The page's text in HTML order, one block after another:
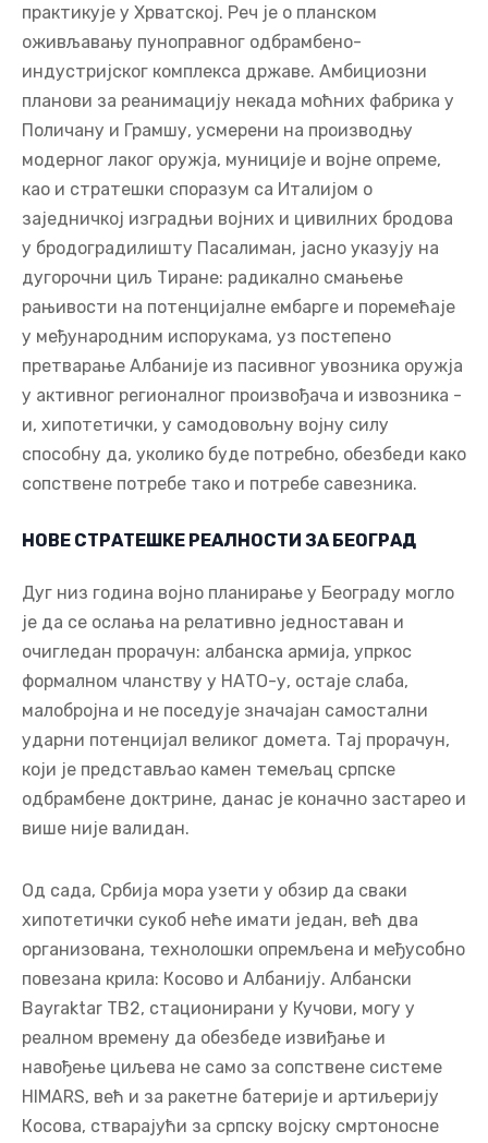
практикује у Хрватској. Реч је о планском
оживљавању пуноправног одбрамбено-
индустријског комплекса државе. Амбициозни
планови за реанимацију некада моћних фабрика у
Поличану и Грамшу, усмерени на производњу
модерног лаког оружја, муниције и војне опреме,
као и стратешки споразум са Италијом о
заједничкој изградњи војних и цивилних бродова
у бродоградилишту Пасалиман, јасно указују на
дугорочни циљ Тиране: радикално смањење
рањивости на потенцијалне ембарге и поремећаје
у међународним испорукама, уз постепено
претварање Албаније из пасивног увозника оружја
у активног регионалног произвођача и извозника -
и, хипотетички, у самодовољну војну силу
способну да, уколико буде потребно, обезбеди како
сопствене потребе тако и потребе савезника.
НОВЕ СТРАТЕШКЕ РЕАЛНОСТИ ЗА БЕОГРАД
Дуг низ година војно планирање у Београду могло
је да се ослања на релативно једноставан и
очигледан прорачун: албанска армија, упркос
формалном чланству у НАТО-у, остаје слаба,
малобројна и не поседује значајан самостални
ударни потенцијал великог домета. Тај прорачун,
који је представљао камен темељац српске
одбрамбене доктрине, данас је коначно застарео и
више није валидан.
Од сада, Србија мора узети у обзир да сваки
хипотетички сукоб неће имати један, већ два
организована, технолошки опремљена и међусобно
повезана крила: Косово и Албанију. Албански
Bayraktar TB2, стационирани у Кучови, могу у
реалном времену да обезбеде извиђање и
навођење циљева не само за сопствене системе
HIMARS, већ и за ракетне батерије и артиљерију
Косова, стварајући за српску војску смртоносне